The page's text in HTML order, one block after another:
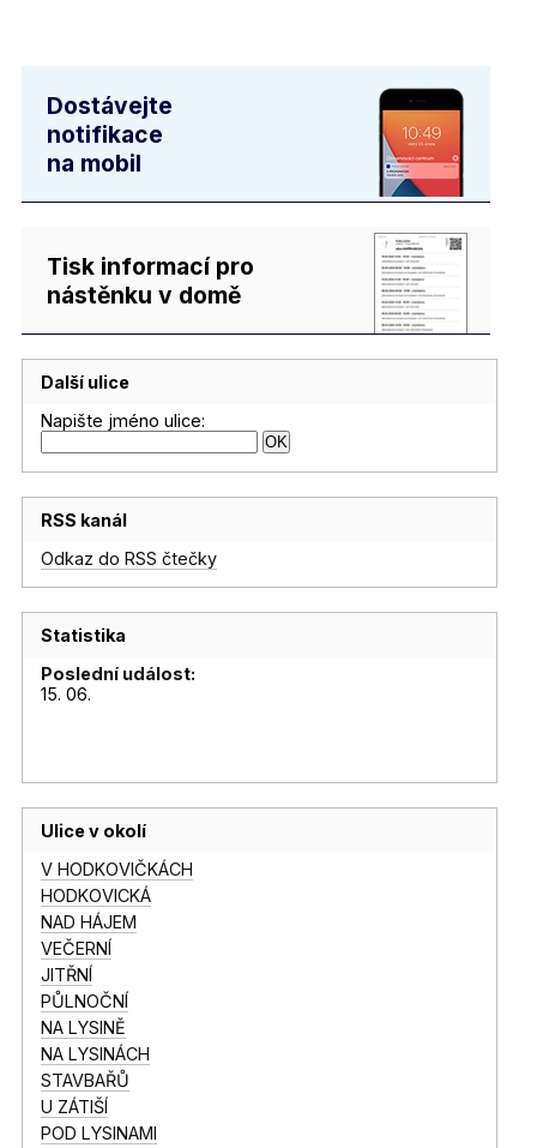
Dostávejte
notifikace
na mobil
Tisk informací pro
nástěnku v domě
Další ulice
Napište jméno ulice:
RSS kanál
Odkaz do RSS čtečky
Statistika
Poslední událost:
15. 06.
Ulice v okolí
V HODKOVIČKÁCH
HODKOVICKÁ
NAD HÁJEM
VEČERNÍ
JITŘNÍ
PŮLNOČNÍ
NA LYSINĚ
NA LYSINÁCH
STAVBAŘŮ
U ZÁTIŠÍ
POD LYSINAMI